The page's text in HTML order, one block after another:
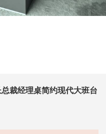
裁经理桌简约现代大班台